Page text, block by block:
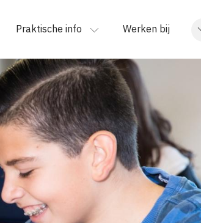
Praktische info Werken bij